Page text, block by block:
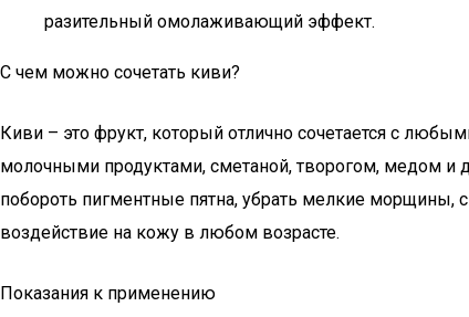
разительный омолаживающий эффект.
С чем можно сочетать киви?
Киви – это фрукт, который отлично сочетается с
молочными продуктами, сметаной, творогом, медом и
побороть пигментные пятна, убрать мелкие
воздействие на кожу в любом возрасте.
Показания к применению